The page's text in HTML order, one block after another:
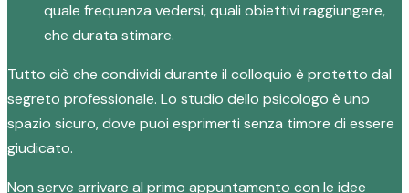
quale frequenza vedersi, quali obiettivi raggiungere,
che durata stimare.
Tutto ciò che condividi durante il colloquio è protetto dal
segreto professionale. Lo studio dello psicologo è uno
spazio sicuro, dove puoi esprimerti senza timore di essere
giudicato.
Non serve arrivare al primo appuntamento con le idee